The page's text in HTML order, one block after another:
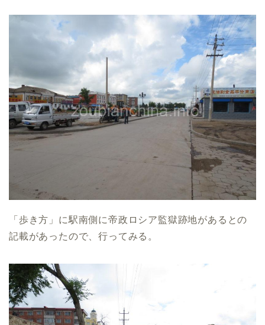
「歩き方」に駅南側に帝政ロシア監獄跡地があるとの
記載があったので、行ってみる。